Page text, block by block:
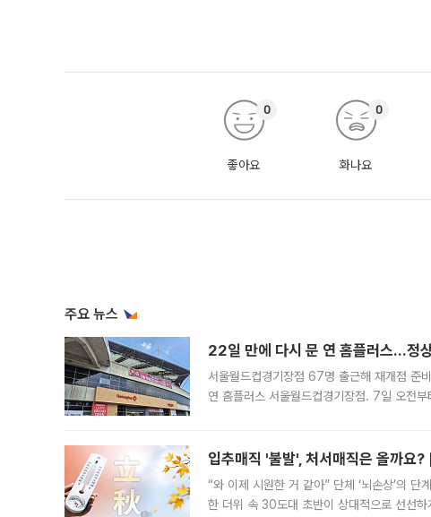
좋아요
0
화나요
0
주요 뉴스
22일 만에 다시 문 연 홈플러스…정
서울월드컵경기장점 67명 출근해 재개점 준
연 홈플러스 서울월드컵경기장점. 7일 오전
입추매직 '불발', 처서매직은 올까요
“와 이제 시원한 거 같아” 단체 ‘뇌손상’의
한 더위 속 30도대 초반이 상대적으로 선선